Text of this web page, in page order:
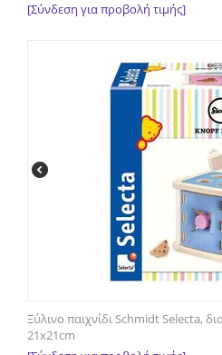
[Σύνδεση για προβολή τιμής]
Ξύλινο παιχνίδι Schmidt Selecta,
21x21cm